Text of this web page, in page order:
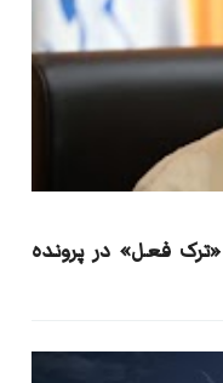
فعل» در پرونده